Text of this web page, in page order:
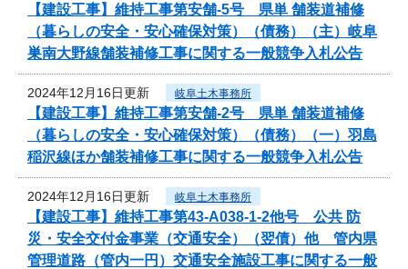
【建設工事】維持工事第安舗-5号 県単 舗装道補修
（暮らしの安全・安心確保対策）（債務）（主）岐阜
巣南大野線舗装補修工事に関する一般競争入札公告
2024年12月16日更新 岐阜土木事務所
【建設工事】維持工事第安舗-2号 県単 舗装道補修
（暮らしの安全・安心確保対策）（債務）（一）羽島
稲沢線ほか舗装補修工事に関する一般競争入札公告
2024年12月16日更新 岐阜土木事務所
【建設工事】維持工事第43-A038-1-2他号 公共 防
災・安全交付金事業（交通安全）（翌債）他 管内県
管理道路（管内一円）交通安全施設工事に関する一般